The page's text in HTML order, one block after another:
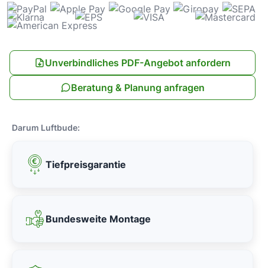
Unverbindliches PDF-Angebot anfordern
Beratung & Planung anfragen
Darum Luftbude:
Tiefpreisgarantie
Bundesweite Montage